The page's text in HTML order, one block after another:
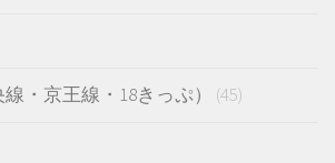
・京王線・18きっぷ） (45)